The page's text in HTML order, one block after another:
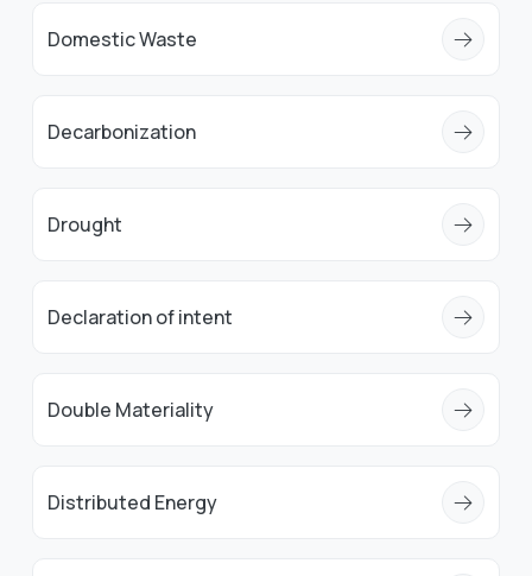
Domestic Waste
Decarbonization
Drought
Declaration of intent
Double Materiality
Distributed Energy